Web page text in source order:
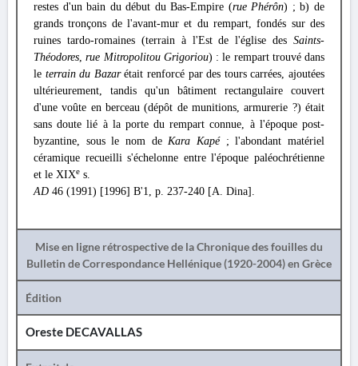
restes d'un bain du début du Bas-Empire (rue Phérôn) ; b) de
grands tronçons de l'avant-mur et du rempart, fondés sur des
ruines tardo-romaines (terrain à l'Est de l'église des Saints-
Théodores,rue Mitropolitou Grigoriou) : le rempart trouvé dans
le terrain du Bazarétait renforcé par des tours carrées, ajoutées
ultérieurement, tandis qu'un bâtiment rectangulaire couvert
d'une voûte en berceau (dépôt de munitions, armurerie ?) était
sans doute lié à la porte du rempart connue, à l'époque post-
byzantine, sous le nom deKara Kapé; l'abondant matériel
céramique recueilli s'échelonne entre l'époque paléochrétienne
et le XIXe s.
AD 46 (1991) [1996] Β'1, p. 237-240 [A. Dina].
Mise en ligne rétrospective de la Chronique des fouilles du
Bulletin de Correspondance Hellénique (1920-2004) en Grèce
Édition
Oreste DECAVALLAS